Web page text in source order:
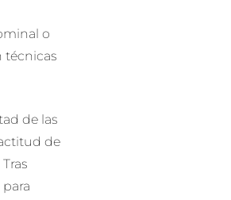
o
técnicas
de las
de
para